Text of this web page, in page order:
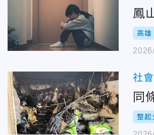
鳳
高雄
社會
同
整起